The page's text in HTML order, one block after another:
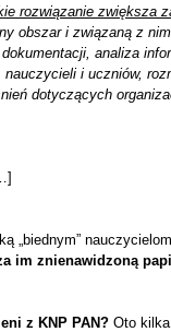
rozwiązanie zwiększa
obszar i związaną z
analiza
i uczniów,
dotyczących
„biednym”
im znienawidzoną
z KNP PAN?Oto kilka